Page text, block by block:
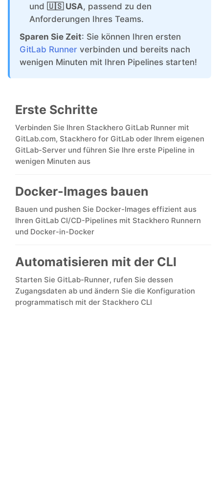
InfluxDB
Kafka
Keycloak
Kubernetes Node
MariaDB
Matomo
Mattermost
Meilisearch
Memcached
und 🇺🇸 USA, passend zu den
Anforderungen Ihres Teams.
Sparen Sie Zeit: Sie können Ihren ersten
GitLab Runner verbinden und bereits nach
wenigen Minuten mit Ihren Pipelines starten!
Erste Schritte
Verbinden Sie Ihren Stackhero GitLab Runner mit
GitLab.com, Stackhero for GitLab oder Ihrem eigenen
GitLab-Server und führen Sie Ihre erste Pipeline in
wenigen Minuten aus
Docker-Images bauen
Bauen und pushen Sie Docker-Images effizient aus
Ihren GitLab CI/CD-Pipelines mit Stackhero Runnern
und Docker-in-Docker
Automatisieren mit der CLI
Starten Sie GitLab-Runner, rufen Sie dessen
Zugangsdaten ab und ändern Sie die Konfiguration
programmatisch mit der Stackhero CLI